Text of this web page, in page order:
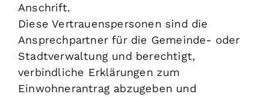
Anschrift.
Diese Vertrauenspersonen sind die
Ansprechpartner für die Gemeinde- oder
Stadtverwaltung und berechtigt,
verbindliche Erklärungen zum
Einwohnerantrag abzugeben und